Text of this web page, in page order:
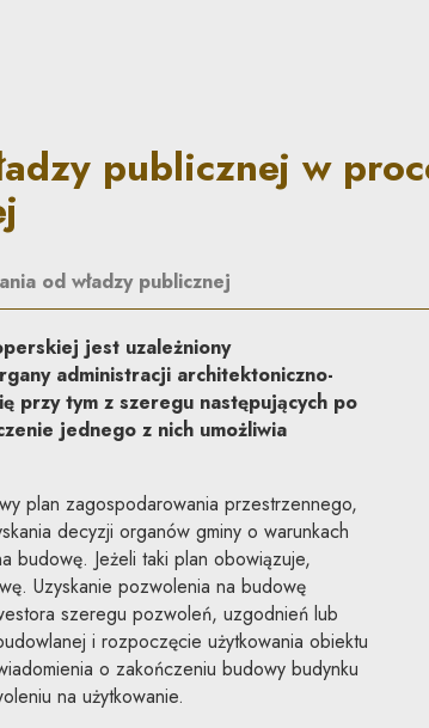
procesie inwestycji
publicznej w
od władzy publicznej
jest uzależniony
administracji architektoniczno-
przy tym z szeregu następujących po
jednego z nich umożliwia
plan zagospodarowania przestrzennego,
decyzji organów gminy o warunkach
budowę. Jeżeli taki plan obowiązuje,
Uzyskanie pozwolenia na budowę
szeregu pozwoleń, uzgodnień lub
i rozpoczęcie użytkowania obiektu
o zakończeniu budowy budynku
na użytkowanie.